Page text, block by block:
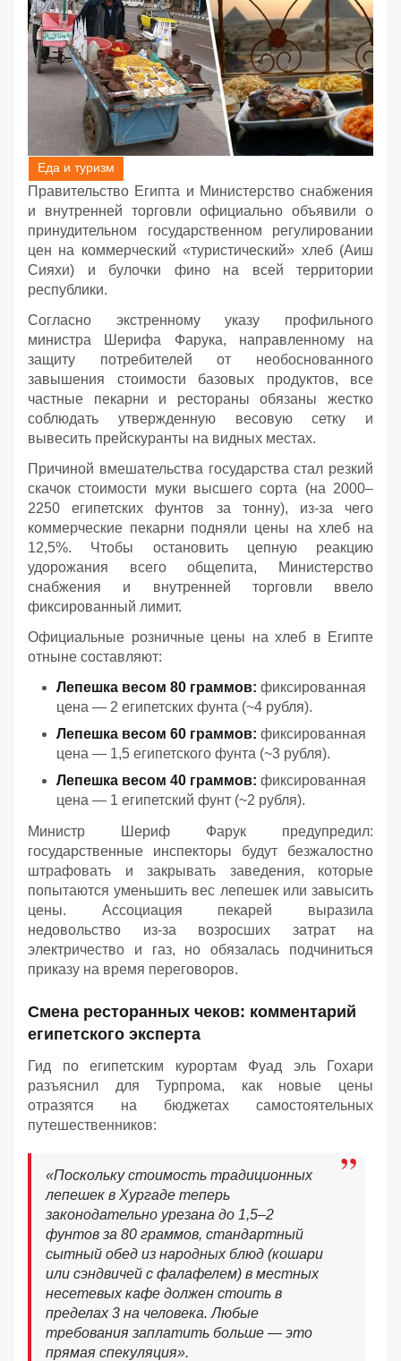
Еда и туризм
Правительство Египта и Министерство снабжения
и внутренней торговли официально объявили о
принудительном государственном регулировании
цен на коммерческий «туристический» хлеб (Аиш
Сияхи) и булочки фино на всей территории
республики.
Согласно экстренному указу профильного
министра Шерифа Фарука, направленному на
защиту потребителей от необоснованного
завышения стоимости базовых продуктов, все
частные пекарни и рестораны обязаны жестко
соблюдать утвержденную весовую сетку и
вывесить прейскуранты на видных местах.
Причиной вмешательства государства стал резкий
скачок стоимости муки высшего сорта (на 2000–
2250 египетских фунтов за тонну), из-за чего
коммерческие пекарни подняли цены на хлеб на
12,5%. Чтобы остановить цепную реакцию
удорожания всего общепита, Министерство
снабжения и внутренней торговли ввело
фиксированный лимит.
Официальные розничные цены на хлеб в Египте
отныне составляют:
Лепешка весом 80 граммов: фиксированная
цена — 2 египетских фунта (~4 рубля).
Лепешка весом 60 граммов: фиксированная
цена — 1,5 египетского фунта (~3 рубля).
Лепешка весом 40 граммов: фиксированная
цена — 1 египетский фунт (~2 рубля).
Министр Шериф Фарук предупредил:
государственные инспекторы будут безжалостно
штрафовать и закрывать заведения, которые
попытаются уменьшить вес лепешек или завысить
цены. Ассоциация пекарей выразила
недовольство из-за возросших затрат на
электричество и газ, но обязалась подчиниться
приказу на время переговоров.
Смена ресторанных чеков: комментарий
египетского эксперта
Гид по египетским курортам Фуад эль Гохари
разъяснил для Турпрома, как новые цены
отразятся на бюджетах самостоятельных
путешественников:
«Поскольку стоимость традиционных
лепешек в Хургаде теперь
законодательно урезана до 1,5–2
фунтов за 80 граммов, стандартный
сытный обед из народных блюд (кошари
или сэндвичей с фалафелем) в местных
несетевых кафе должен стоить в
пределах 3 на человека. Любые
требования заплатить больше — это
прямая спекуляция».